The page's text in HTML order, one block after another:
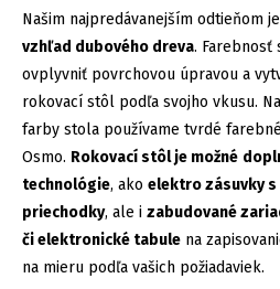
Našim najpredávanejším odtieňom je
vzhľad dubového dreva. Farebnosť
ovplyvniť povrchovou úpravou a
rokovací stôl podľa svojho vkusu.
farby stola používame tvrdé
Osmo. Rokovací stôl je možné
technológie, ako elektro zásuvky
priechodky, ale i zabudované
či elektronické tabule na
na mieru podľa vašich požiadaviek.